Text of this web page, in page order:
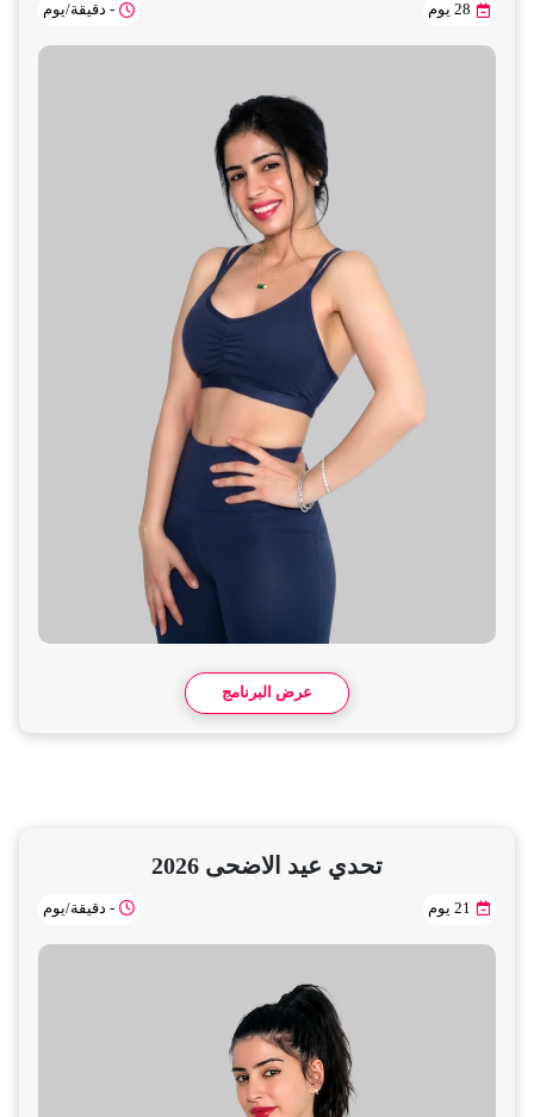
28 يوم - دقيقة/يوم
عرض البرنامج
تحدي عيد الاضحى 2026
21 يوم - دقيقة/يوم